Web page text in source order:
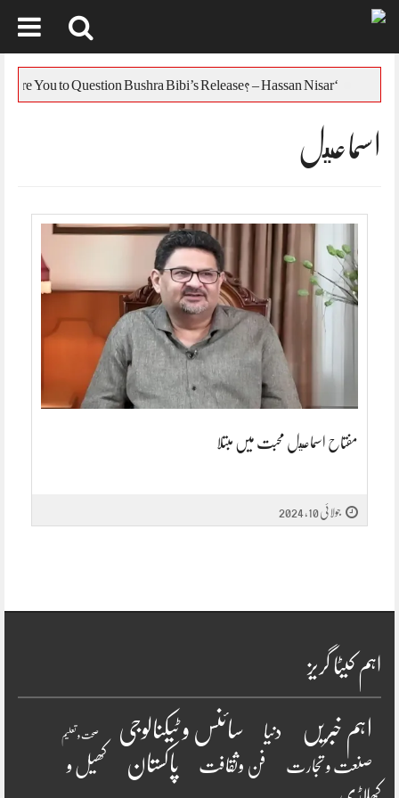
اسماعيل
مفتاح اسماعيل محبت میں مبتلا
جولائی 10, 2024
اہم کیٹا گریز
اہم خبریں دنیا سائنس و ٹیکنالوجی صحت و تعلیم
صنعت و تجارت فن وثقافت پاکستان
کھیل و